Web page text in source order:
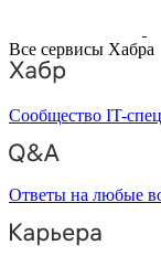
Все сервисы Хабра
Сообщество IT-
Ответы на любые